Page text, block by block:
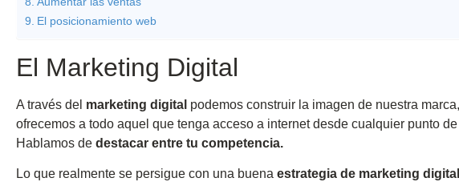
El posicionamiento web
El Marketing Digital
A través del marketing digital podemos construir la imagen de nuestra
ofrecemos a todo aquel que tenga acceso a internet desde cualquier punto
Hablamos de destacar entre tu competencia.
Lo que realmente se persigue con una buena estrategia de marketing digital